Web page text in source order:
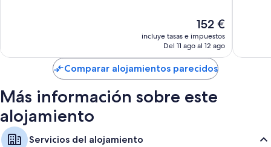
El
precio
actual
de
152 €
152 €
incluye tasas e impuestos
Del 11 ago al 12 ago
Comparar alojamientos parecidos
Más información sobre este
alojamiento
Servicios del alojamiento